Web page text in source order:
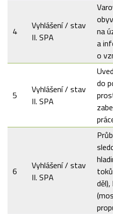
4
Vyhlášení / stav
II. SPA
na
a
o
5
Vyhlášení / stav
II. SPA
do
6
Vyhlášení / stav
II. SPA